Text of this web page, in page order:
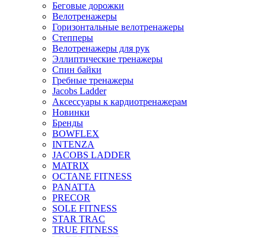
Беговые дорожки
Велотренажеры
Горизонтальные велотренажеры
Степперы
Велотренажеры для рук
Эллиптические тренажеры
Спин байки
Гребные тренажеры
Jacobs Ladder
Аксессуары к кардиотренажерам
Новинки
Бренды
BOWFLEX
INTENZA
JACOBS LADDER
MATRIX
OCTANE FITNESS
PANATTA
PRECOR
SOLE FITNESS
STAR TRAC
TRUE FITNESS